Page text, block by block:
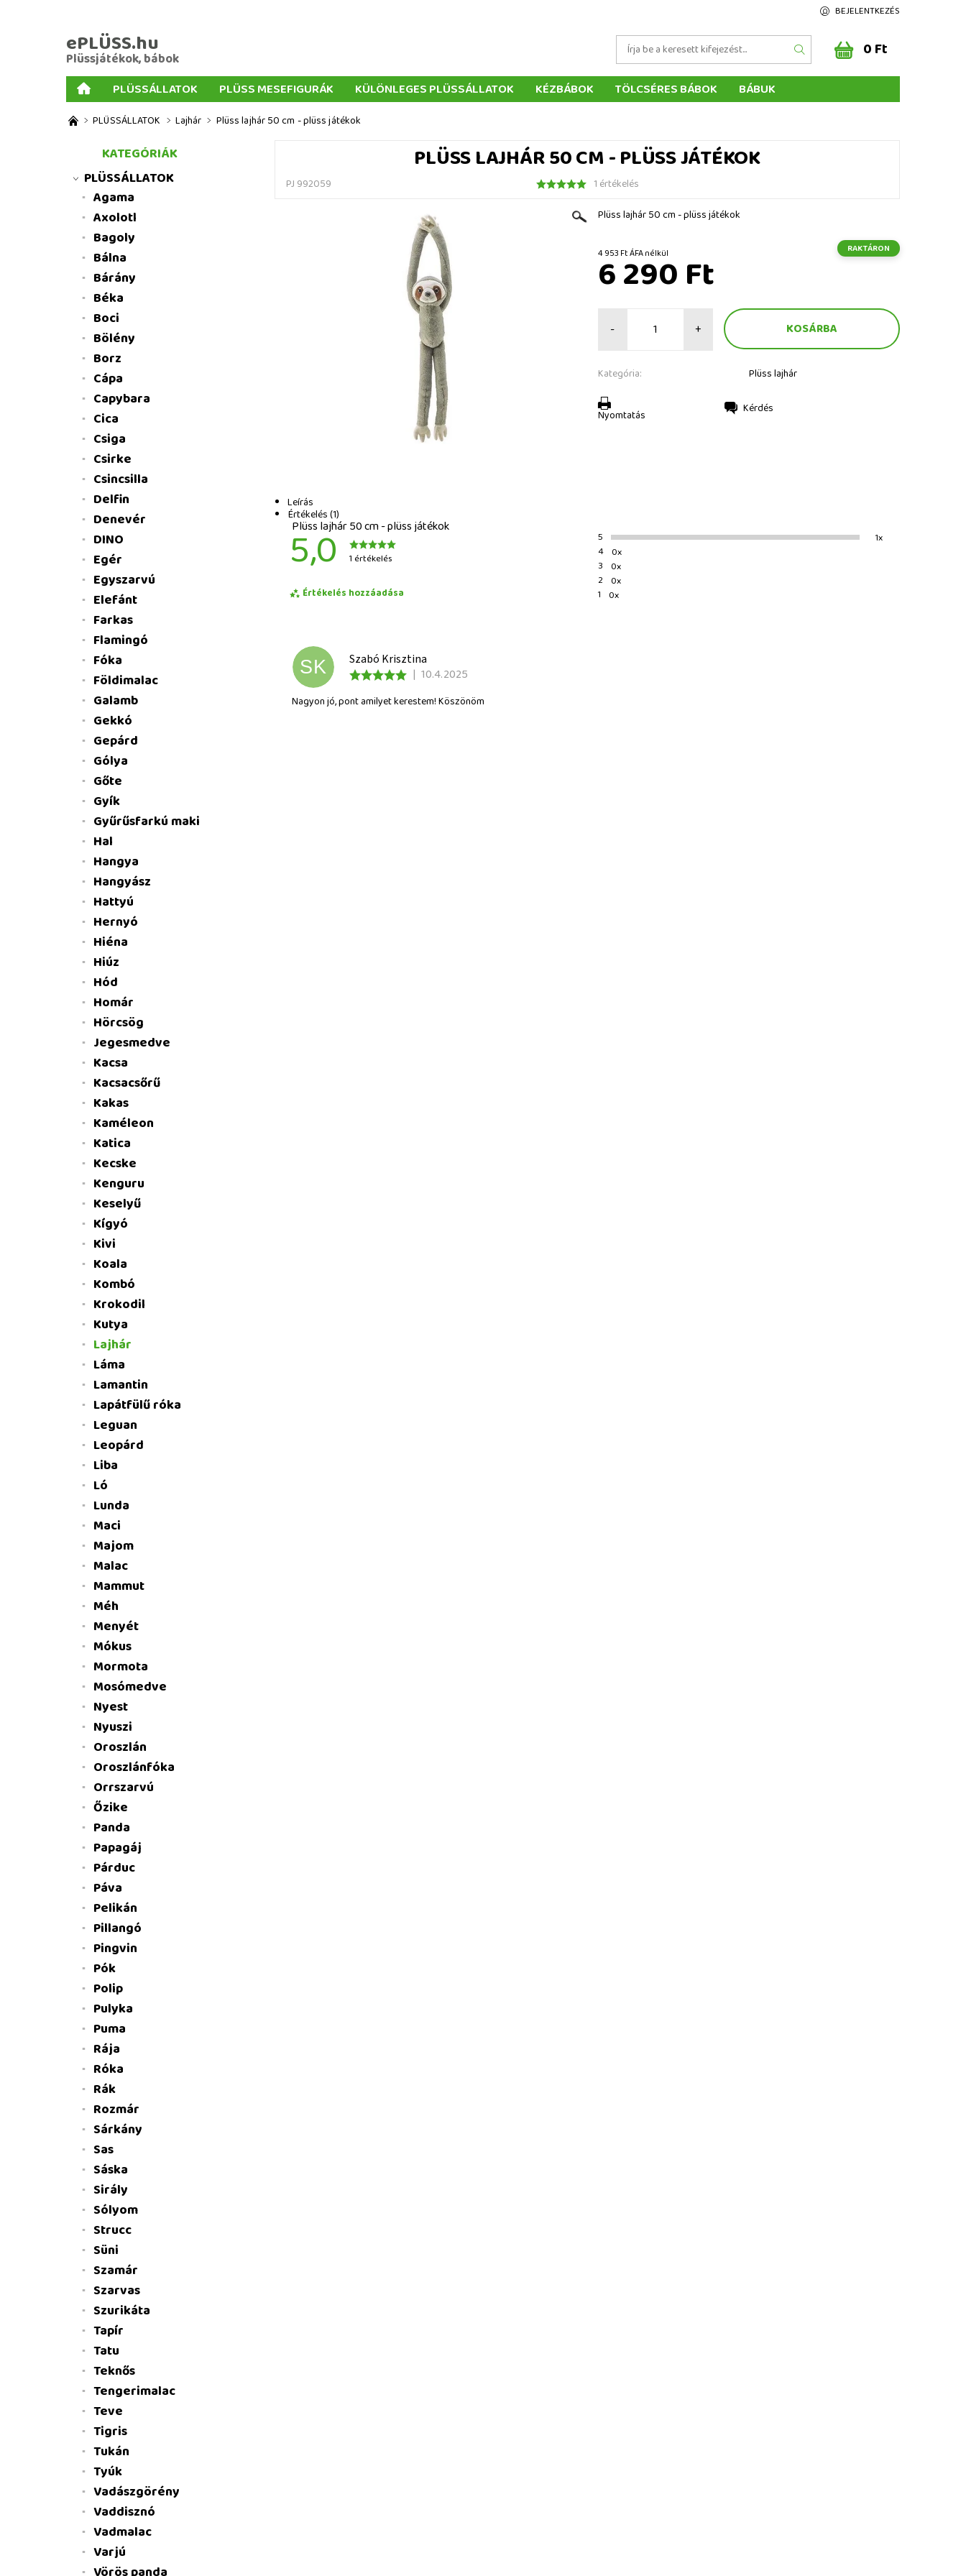
BEJELENTKEZÉS
ePLÜSS.hu
Plüssjátékok, bábok 0 Ft
PLÜSSÁLLATOK PLÜSS MESEFIGURÁK KÜLÖNLEGES PLÜSSÁLLATOK KÉZBÁBOK TÖLCSÉRES BÁBOK
BÁBUK
AJÁNDÉKOK PLÜSSÖKHÖZ
MENNYISÉGI KEDVEZMÉNYEK
ÜZLETI FELTÉTELEK
PLÜSSÁLLATOK Lajhár Plüss lajhár 50 cm - plüss játékok
PLÜSS LAJHÁR 50 CM - PLÜSS JÁTÉKOK
PJ 992059
1 értékelés
Plüss lajhár 50 cm - plüss játékok
4 953 Ft ÁFA nélkül RAKTÁRON
6 290 Ft
- +
Kategória: Plüss lajhár
Nyomtatás Kérdés
Leírás
Értékelés (1)
Plüss lajhár 50 cm - plüss játékok
5,0 1 értékelés
Értékelés hozzáadása
5
1x
4 0x
3
0x
2
0x
1
0x
SK Szabó Krisztina
| 10.4.2025
Nagyon jó, pont amilyet kerestem! Köszönöm
KATEGÓRIÁK
PLÜSSÁLLATOK
Agama
Axolotl
Bagoly
Bálna
Bárány
Béka
Boci
Bölény
Borz
Cápa
Capybara
Cica
Csiga
Csirke
Csincsilla
Delfin
Denevér
DINO
Egér
Egyszarvú
Elefánt
Farkas
Flamingó
Fóka
Földimalac
Galamb
Gekkó
Gepárd
Gólya
Gőte
Gyík
Gyűrűsfarkú maki
Hal
Hangya
Hangyász
Hattyú
Hernyó
Hiéna
Hiúz
Hód
Homár
Hörcsög
Jegesmedve
Kacsa
Kacsacsőrű
Kakas
Kaméleon
Katica
Kecske
Kenguru
Keselyű
Kígyó
Kivi
Koala
Kombó
Krokodil
Kutya
Lajhár
Láma
Lamantin
Lapátfülű róka
Leguan
Leopárd
Liba
Ló
Lunda
Maci
Majom
Malac
Mammut
Méh
Menyét
Mókus
Mormota
Mosómedve
Nyest
Nyuszi
Oroszlán
Oroszlánfóka
Orrszarvú
Őzike
Panda
Papagáj
Párduc
Páva
Pelikán
Pillangó
Pingvin
Pók
Polip
Pulyka
Puma
Rája
Róka
Rák
Rozmár
Sárkány
Sas
Sáska
Sirály
Sólyom
Strucc
Süni
Szamár
Szarvas
Szurikáta
Tapír
Tatu
Teknős
Tengerimalac
Teve
Tigris
Tukán
Tyúk
Vadászgörény
Vaddisznó
Vadmalac
Varjú